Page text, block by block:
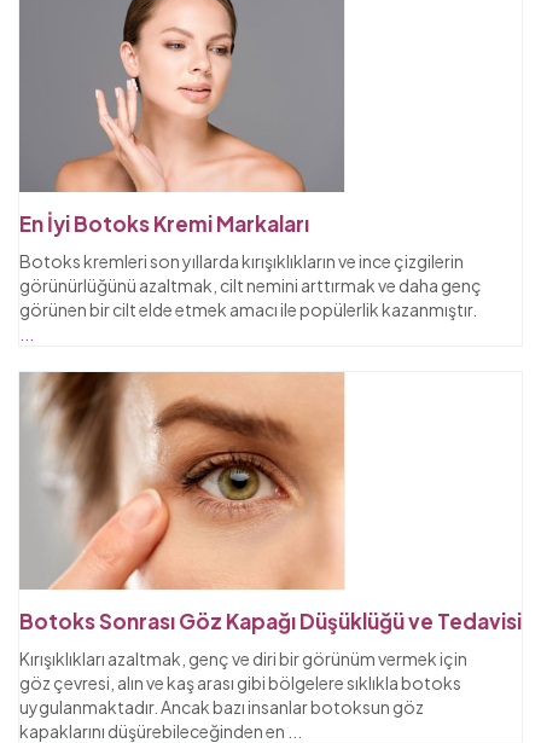
En İyi Botoks Kremi Markaları
Botoks kremleri son yıllarda kırışıklıkların ve ince çizgilerin
görünürlüğünü azaltmak, cilt nemini arttırmak ve daha genç
görünen bir cilt elde etmek amacı ile popülerlik kazanmıştır.
Botoks Sonrası Göz Kapağı Düşüklüğü ve Tedavisi
Kırışıklıkları azaltmak, genç ve diri bir görünüm vermek için
göz çevresi, alın ve kaş arası gibi bölgelere sıklıkla botoks
uygulanmaktadır. Ancak bazı insanlar botoksun göz
kapaklarını düşürebileceğinden en